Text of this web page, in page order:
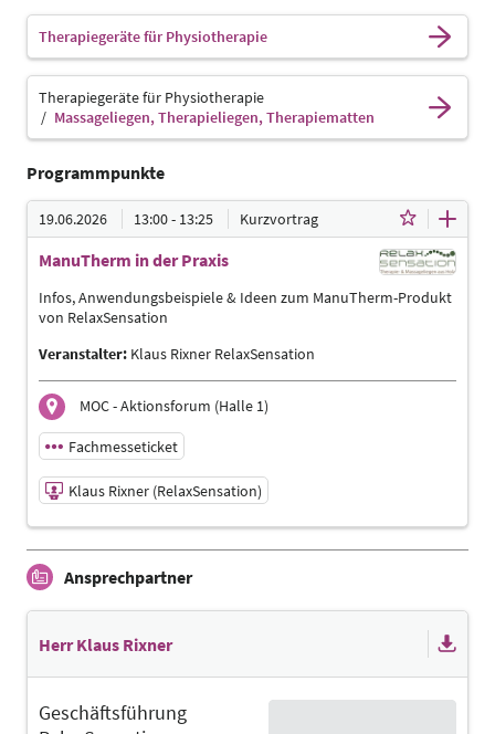
Therapiegeräte für Physiotherapie
Therapiegeräte für Physiotherapie
Massageliegen, Therapieliegen, Therapiematten
Programmpunkte
19.06.2026 13:00 - 13:25 Kurzvortrag
ManuTherm in der Praxis
Infos, Anwendungsbeispiele & Ideen zum ManuTherm-Produkt
von RelaxSensation
Veranstalter: Klaus Rixner RelaxSensation
MOC - Aktionsforum (Halle 1)
Fachmesseticket
Klaus Rixner (RelaxSensation)
19.06.2026 | 13:00 - 13:25
Klaus Rixner (RelaxSensation)
Deutsch
Ergotherapeuten | Management | Masseure und med.
Bademeister | Physiotherapeuten | Sporttherapeuten |
Ansprechpartner
Herr Klaus Rixner
Geschäftsführung